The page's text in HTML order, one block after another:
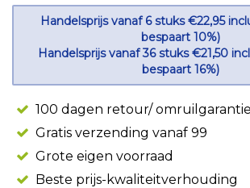
Handelsprijs vanaf 6 stuks €22,95
bespaart 10%)
Handelsprijs vanaf 36 stuks €21,50
bespaart 16%)
100 dagen retour/ omruilgarantie
Gratis verzending vanaf 99
Grote eigen voorraad
Beste prijs-kwaliteitverhouding